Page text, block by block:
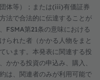
体等）；または(iii)有価証券
法で合法的に伝達することが
FSMA第21条の意味における
られた者（かかる人物をまと
います。本発表に関連する投
かかる投資の申込み、購入、
は、関連者のみが利用可能で